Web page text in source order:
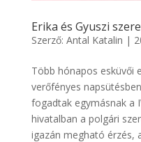
Erika és Gyuszi
Szerző: Antal Katalin |
Több hónapos esküvői
verőfényes
fogadtak egymásnak a
hivatalban a polgári
igazán megható érzés,